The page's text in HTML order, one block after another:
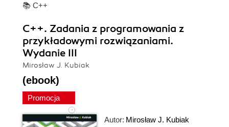
📚 C++
C++. Zadania z programowania z
przykładowymi rozwiązaniami.
Wydanie III
Mirosław J. Kubiak
(ebook)
Promocja
Autor: Mirosław J. Kubiak